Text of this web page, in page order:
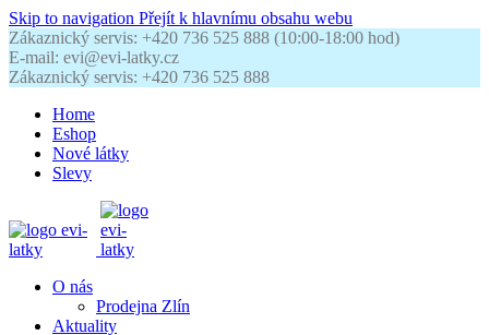
Skip to navigation Přejít k hlavnímu obsahu webu
Zákaznický servis: +420 736 525 888 (10:00-18:00 hod)
E-mail: evi@evi-latky.cz
Zákaznický servis: +420 736 525 888
Home
Eshop
Nové látky
Slevy
O nás
Prodejna Zlín
Aktuality